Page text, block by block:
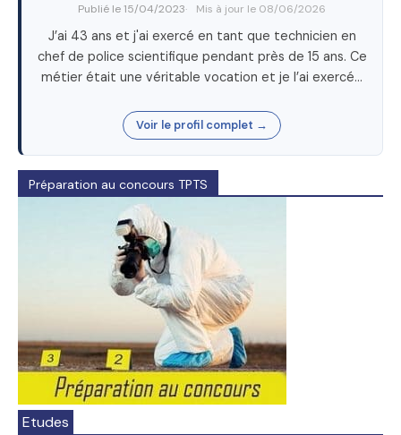
Publié le 15/04/2023 Mis à jour le 08/06/2026
J’ai 43 ans et j'ai exercé en tant que technicien en
chef de police scientifique pendant près de 15 ans. Ce
métier était une véritable vocation et je l’ai exercé…
Voir le profil complet →
Préparation au concours TPTS
Etudes